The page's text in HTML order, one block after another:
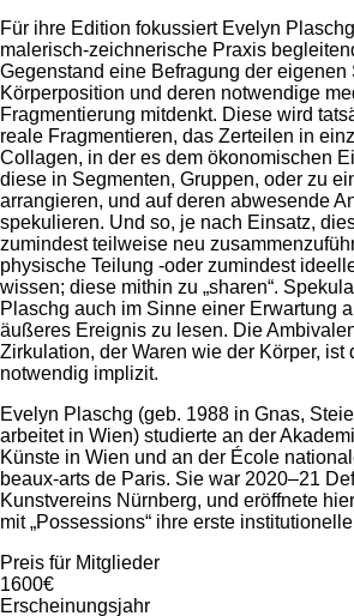
Für ihre Edition fokussiert Evelyn
malerisch-zeichnerische Praxis
Gegenstand eine Befragung der eigenen
Körperposition und deren notwendige
Fragmentierung mitdenkt. Diese wird
reale Fragmentieren, das Zerteilen in
Collagen, in der es dem ökonomischen
diese in Segmenten, Gruppen, oder zu
arrangieren, und auf deren abwesende
spekulieren. Und so, je nach Einsatz,
zumindest teilweise neu
physische Teilung -oder zumindest
wissen; diese mithin zu „sharen“.
Plaschg auch im Sinne einer Erwartung
äußeres Ereignis zu lesen. Die
Zirkulation, der Waren wie der Körper, ist
notwendig implizit.
Evelyn Plaschg (geb. 1988 in Gnas,
arbeitet in Wien) studierte an der
Künste in Wien und an der École
beaux-arts de Paris. Sie war 2020–21
Kunstvereins Nürnberg, und eröffnete
mit „Possessions“ ihre erste
Preis für Mitglieder
1600€
Erscheinungsjahr